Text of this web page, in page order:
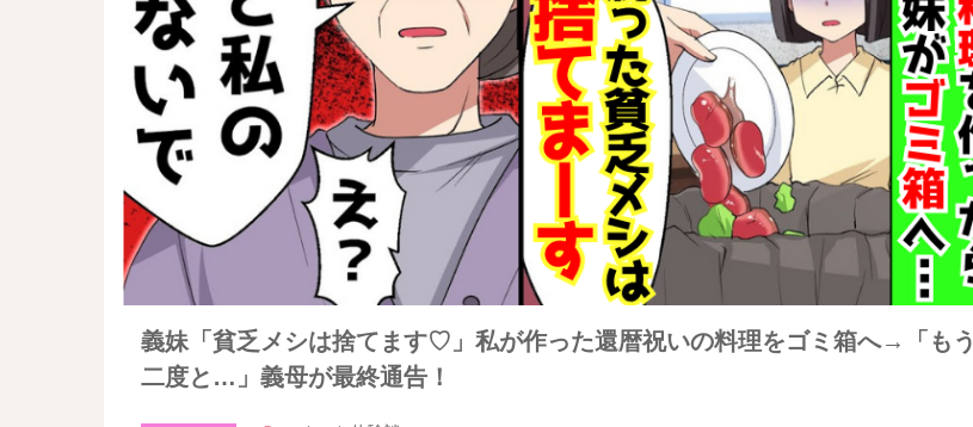
義妹「貧乏メシは捨てます♡」私が作った還暦祝いの料理をゴミ箱へ→「もう
二度と…」義母が最終通告！